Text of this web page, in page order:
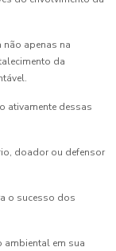
apenas na
da
ativamente dessas
doador ou defensor
o sucesso dos
ambiental em sua